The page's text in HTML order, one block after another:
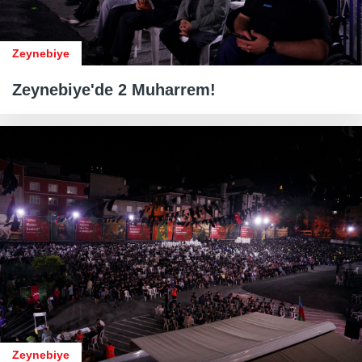
Zeynebiye
Zeynebiye'de 2 Muharrem!
Zeynebiye